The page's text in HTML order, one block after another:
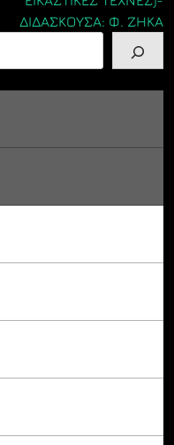
ΔΙΔΑΣΚΟΥΣΑ: Φ. ΖΗΚΑ